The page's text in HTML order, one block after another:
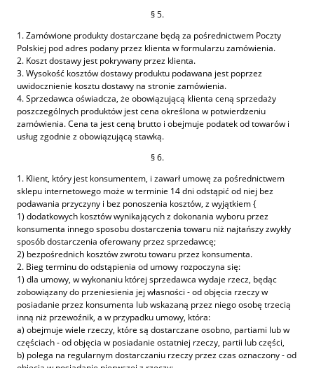
§ 5.
1. Zamówione produkty dostarczane będą za pośrednictwem Poczty
Polskiej pod adres podany przez klienta w formularzu zamówienia.
2. Koszt dostawy jest pokrywany przez klienta.
3. Wysokość kosztów dostawy produktu podawana jest poprzez
uwidocznienie kosztu dostawy na stronie zamówienia.
4. Sprzedawca oświadcza, że obowiązującą klienta ceną sprzedaży
poszczególnych produktów jest cena określona w potwierdzeniu
zamówienia. Cena ta jest ceną brutto i obejmuje podatek od towarów i
usług zgodnie z obowiązującą stawką.
§ 6.
1. Klient, który jest konsumentem, i zawarł umowę za pośrednictwem
sklepu internetowego może w terminie 14 dni odstąpić od niej bez
podawania przyczyny i bez ponoszenia kosztów, z wyjątkiem {
1) dodatkowych kosztów wynikających z dokonania wyboru przez
konsumenta innego sposobu dostarczenia towaru niż najtańszy zwykły
sposób dostarczenia oferowany przez sprzedawcę;
2) bezpośrednich kosztów zwrotu towaru przez konsumenta.
2. Bieg terminu do odstąpienia od umowy rozpoczyna się:
1) dla umowy, w wykonaniu której sprzedawca wydaje rzecz, będąc
zobowiązany do przeniesienia jej własności - od objęcia rzeczy w
posiadanie przez konsumenta lub wskazaną przez niego osobę trzecią
inną niż przewoźnik, a w przypadku umowy, która:
a) obejmuje wiele rzeczy, które są dostarczane osobno, partiami lub w
częściach - od objęcia w posiadanie ostatniej rzeczy, partii lub części,
b) polega na regularnym dostarczaniu rzeczy przez czas oznaczony - od